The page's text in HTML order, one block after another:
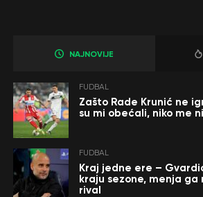
NAJNOVIJE
FUDBAL
Zašto Rade Krunić ne
su mi obećali, niko me
FUDBAL
Kraj jedne ere –
kraju sezone, menja ga
rival